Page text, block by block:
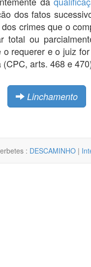
dos fatos
crimes que o
total ou
o requerer e o juiz
(CPC, arts. 468 e
Linchamento
: DESCAMINHO |